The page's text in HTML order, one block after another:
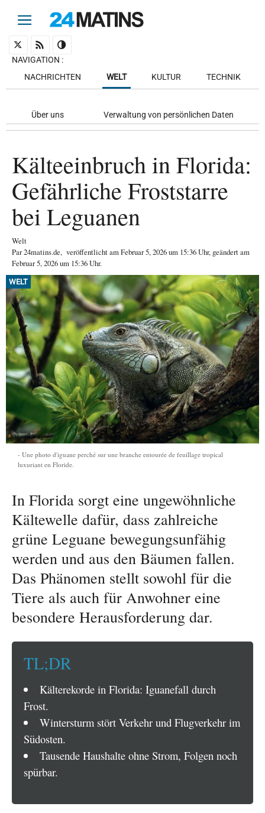
NAVIGATION :
NACHRICHTEN
WELT KULTUR TECHNIK
Über uns Verwaltung von persönlichen Daten
Kälteeinbruch in Florida:
Gefährliche Froststarre
bei Leguanen
Welt
Par24matins.de, veröffentlicht amFebruar 5, 2026um 15:36 Uhr, geändert am
Februar 5, 2026 um 15:36 Uhr.
WELT
Une photo d'iguane perché sur une branche entourée de feuillage tropical
luxuriant en Floride.
In Florida sorgt eine ungewöhnliche
Kältewelle dafür, dass zahlreiche
grüne Leguane bewegungsunfähig
werden und aus den Bäumen fallen.
Das Phänomen stellt sowohl für die
Tiere als auch für Anwohner eine
besondere Herausforderung dar.
TL;DR
Kälterekorde in Florida: Iguanefall durch
Frost.
Wintersturm stört Verkehr und Flugverkehr im
Südosten.
Tausende Haushalte ohne Strom, Folgen noch
spürbar.